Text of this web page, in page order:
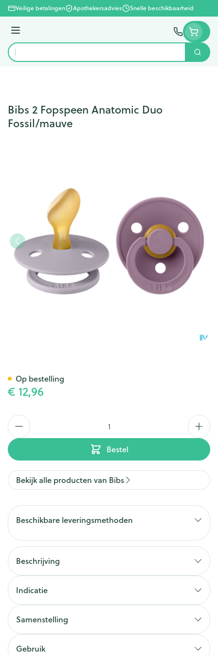
Ga naar de inhoud
Veilige betalingen Apothekersadvies Snelle beschikbaarheid
Menu
Product, merk, categorie... Zoek
Bibs 2 Fopspeen Anatomic Duo
Fossil/mauve
€ 12,96
Aantal
Bestel
Op bestelling
Bekijk alle producten van Bibs
Beschikbare leveringsmethoden
Beschrijving
Indicatie
Samenstelling
Gebruik